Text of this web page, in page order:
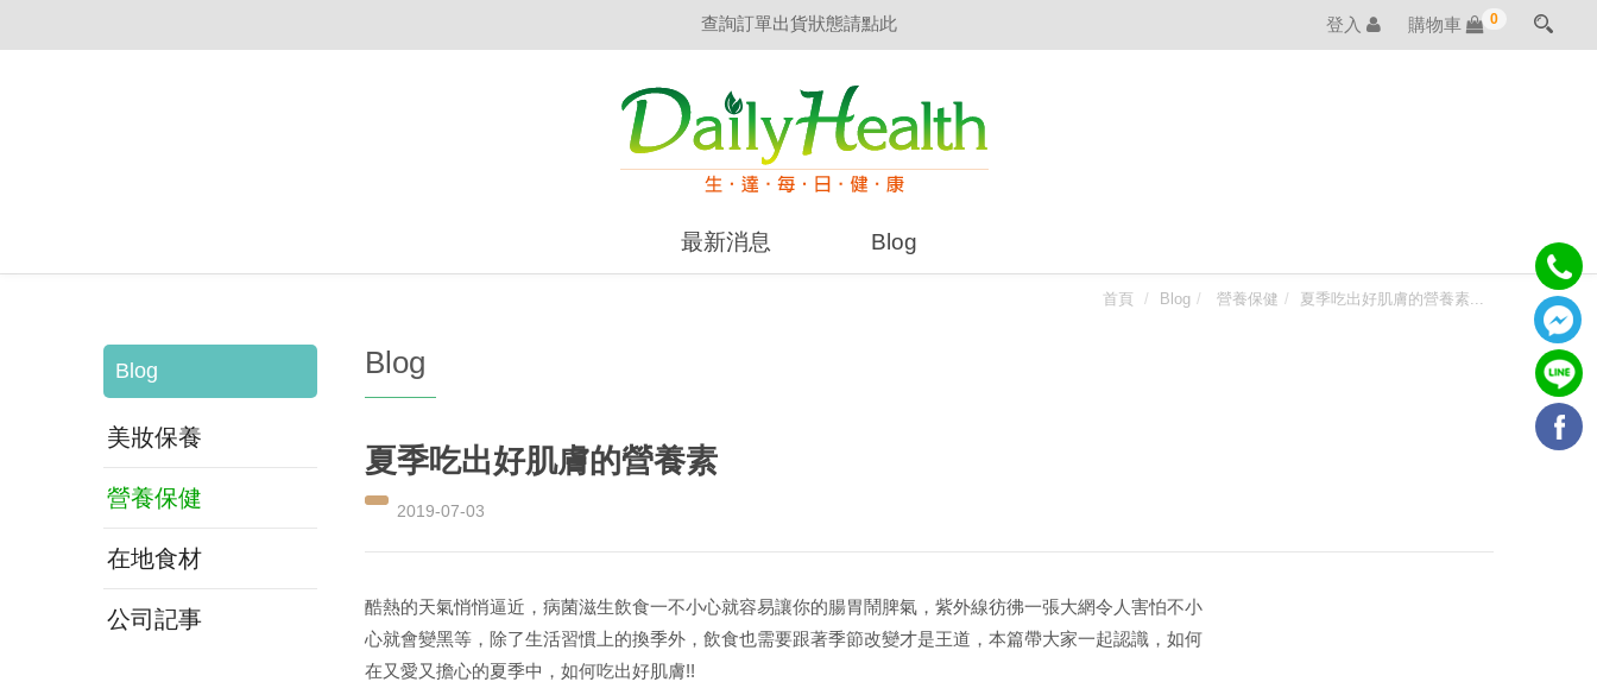
購物車 0
登入
生達醫藥集團員工訂購前，請詳閱「員購QA」
最新消息 Blog
首頁 Blog 營養保健 夏季吃出好肌膚的營養素...
Blog
美妝保養
營養保健
在地食材
公司記事
Blog
夏季吃出好肌膚的營養素
2019-07-03
酷熱的天氣悄悄逼近，病菌滋生飲食一不小心就容易讓你的腸胃鬧脾氣，紫外線彷彿一張大網令人害怕不小
心就會變黑等，除了生活習慣上的換季外，飲食也需要跟著季節改變才是王道，本篇帶大家一起認識，如何
在又愛又擔心的夏季中，如何吃出好肌膚!!